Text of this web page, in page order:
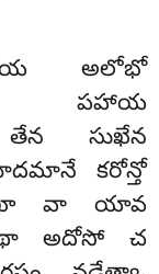
వియ అలోభో
పహాయ
తేన సుఖేన
కరోన్తో
వా యావ
అదోసో చ